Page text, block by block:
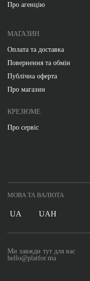
Про агенцію
МАГАЗИН
Оплата та доставка
Повернення та обмін
Публічна оферта
Про магазин
КРЕЗЮМЕ
Про сервіс
МОВА ТА ВАЛЮТА
UA UAH
Ми завжди тут для вас
hello@platfor.ma